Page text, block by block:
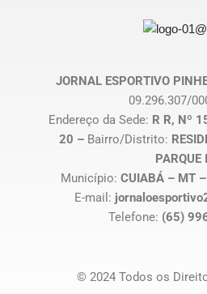
JORNAL ESPORTIVO
09.296.307/
Endereço da Sede: R R, Nº
20 – Bairro/Distrito:
PARQUE I
Município: CUIABÁ – MT –
E-mail:
Telefone: (65)
© 2024 Todos os